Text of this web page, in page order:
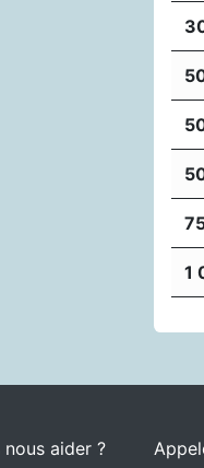
1
aider ?